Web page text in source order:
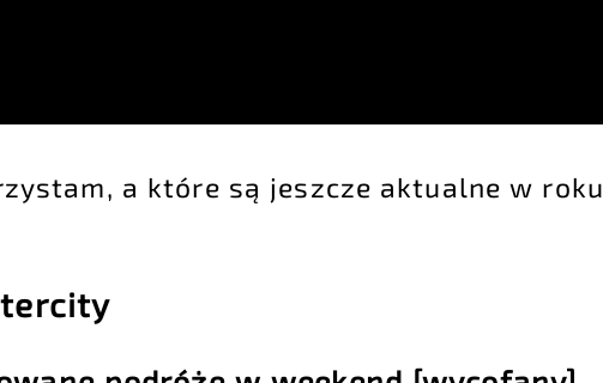
a które są jeszcze aktualne w roku